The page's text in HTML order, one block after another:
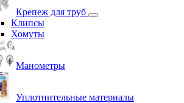
Крепеж для труб
Клипсы
Хомуты
Манометры
Уплотнительные материалы